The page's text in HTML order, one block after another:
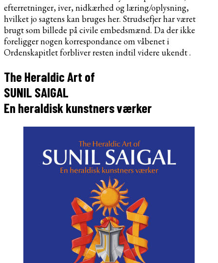
efterretninger, iver, nidkærhed og læring/oplysning,
hvilket jo sagtens kan bruges her. Strudsefjer har været
brugt som billede på civile embedsmænd. Da der ikke
foreligger nogen korrespondance om våbenet i
Ordenskapitlet forbliver resten indtil videre ukendt .
The Heraldic Art of
SUNIL SAIGAL
En heraldisk kunstners værker